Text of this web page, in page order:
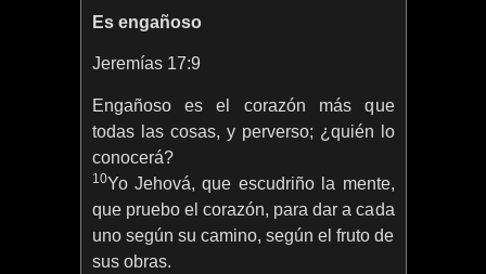
Es engañoso
Jeremías 17:9
Engañoso es el corazón más que
todas las cosas, y perverso; ¿quién lo
conocerá?
10Yo Jehová, que escudriño la mente,
que pruebo el corazón, para dar a cada
uno según su camino, según el fruto de
sus obras.